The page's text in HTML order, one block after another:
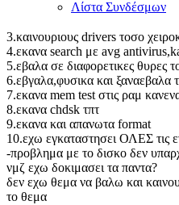
Λίστα Συνδέσμων
3.καινουριους drivers τοσο
4.εκανα search με avg
5.εβαλα σε διαφορετικες θυρες
6.εβγαλα,φυσικα και ξαναεβαλα
7.εκανα mem test στις ραμ
8.εκανα chdsk τπτ
9.εκανα και απανωτα format
10.εχω εγκαταστησει ΟΛΕΣ τις
-προβλημα με το δισκο δεν
νμζ εχω δοκιμασει τα παντα?
δεν εχω θεμα να βαλω και
το θεμα